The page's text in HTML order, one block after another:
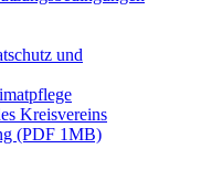
und
Kreisvereins
(PDF 1MB)